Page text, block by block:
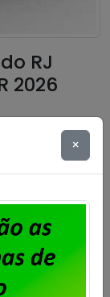
RJ
2026
da
de 6%
a PLR
e direito a
×